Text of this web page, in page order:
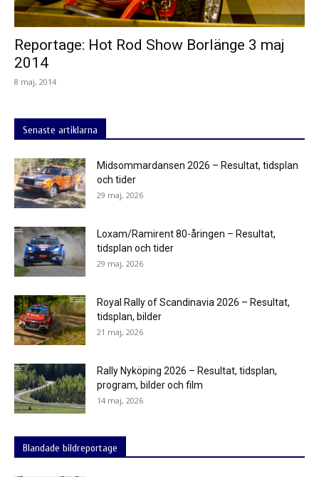
Reportage: Hot Rod Show Borlänge 3 maj
2014
8 maj, 2014
Senaste artiklarna
Midsommardansen 2026 – Resultat, tidsplan
och tider
29 maj, 2026
Loxam/Ramirent 80-åringen – Resultat,
tidsplan och tider
29 maj, 2026
Royal Rally of Scandinavia 2026 – Resultat,
tidsplan, bilder
21 maj, 2026
Rally Nyköping 2026 – Resultat, tidsplan,
program, bilder och film
14 maj, 2026
Blandade bildreportage